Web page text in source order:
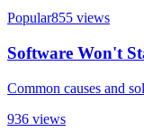
Popular855 views
Software Won't
Common causes and
936 views